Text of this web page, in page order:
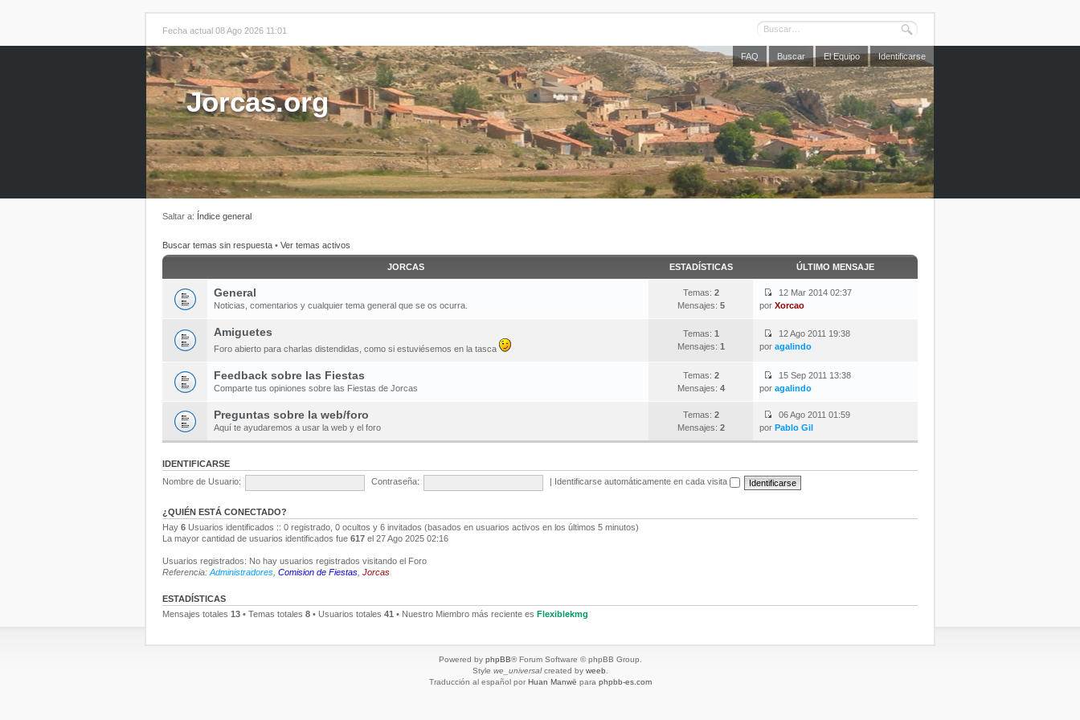
Fecha actual 08 Ago 2026 11:01
FAQ Buscar El Equipo Identificarse
Jorcas.org
Saltar a: Índice general
Buscar temas sin respuesta • Ver temas activos
JORCAS ESTADÍSTICAS ÚLTIMO MENSAJE
General
Noticias, comentarios y cualquier tema general que se os ocurra.
Temas: 2
Mensajes: 5
12 Mar 2014 02:37
por Xorcao
Amiguetes
Foro abierto para charlas distendidas, como si estuviésemos en la tasca
Temas: 1
Mensajes: 1
12 Ago 2011 19:38
por agalindo
Feedback sobre las Fiestas
Comparte tus opiniones sobre las Fiestas de Jorcas
Temas: 2
Mensajes: 4
15 Sep 2011 13:38
por agalindo
Preguntas sobre la web/foro
Aquí te ayudaremos a usar la web y el foro
Temas: 2
Mensajes: 2
06 Ago 2011 01:59
por Pablo Gil
IDENTIFICARSE
Nombre de Usuario:
Contraseña: Identificarse automáticamente en cada visita
¿QUIÉN ESTÁ CONECTADO?
Hay 6 Usuarios identificados :: 0 registrado, 0 ocultos y 6 invitados (basados en usuarios activos en los últimos 5 minutos)
La mayor cantidad de usuarios identificados fue 617 el 27 Ago 2025 02:16
Usuarios registrados: No hay usuarios registrados visitando el Foro
Referencia: Administradores Comision de Fiestas Jorcas
ESTADÍSTICAS
Mensajes totales 13 • Temas totales 8 • Usuarios totales 41 • Nuestro Miembro más reciente es Flexiblekmg
Powered by phpBB® Forum Software © phpBB Group.
Style we_universalcreated by weeb
Traducción al español por Huan Manwë para phpbb-es.com